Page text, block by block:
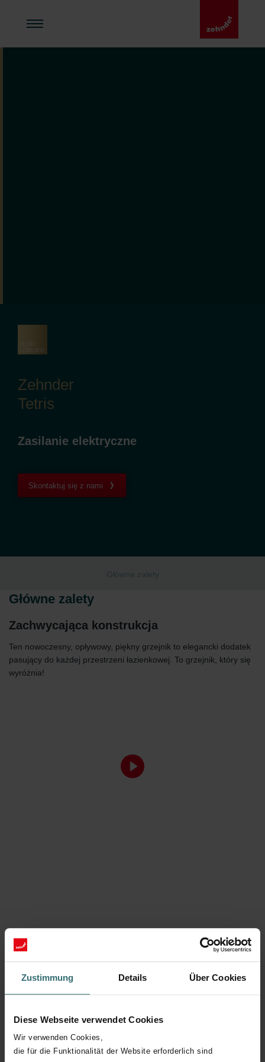
Zustimmung Details Über Cookies
Diese Webseite verwendet Cookies
Wir verwenden Cookies,
die für die Funktionalität der Website erforderlich sind
Zehnder
Tetris
Zasilanie elektryczne
Skontaktuj się z nami
Główne zalety
Główne zalety
Zachwycająca konstrukcja
Ten nowoczesny, opływowy, piękny grzejnik to elegancki dodatek
pasujący do każdej przestrzeni łazienkowej. To grzejnik, który się
wyróżnia!